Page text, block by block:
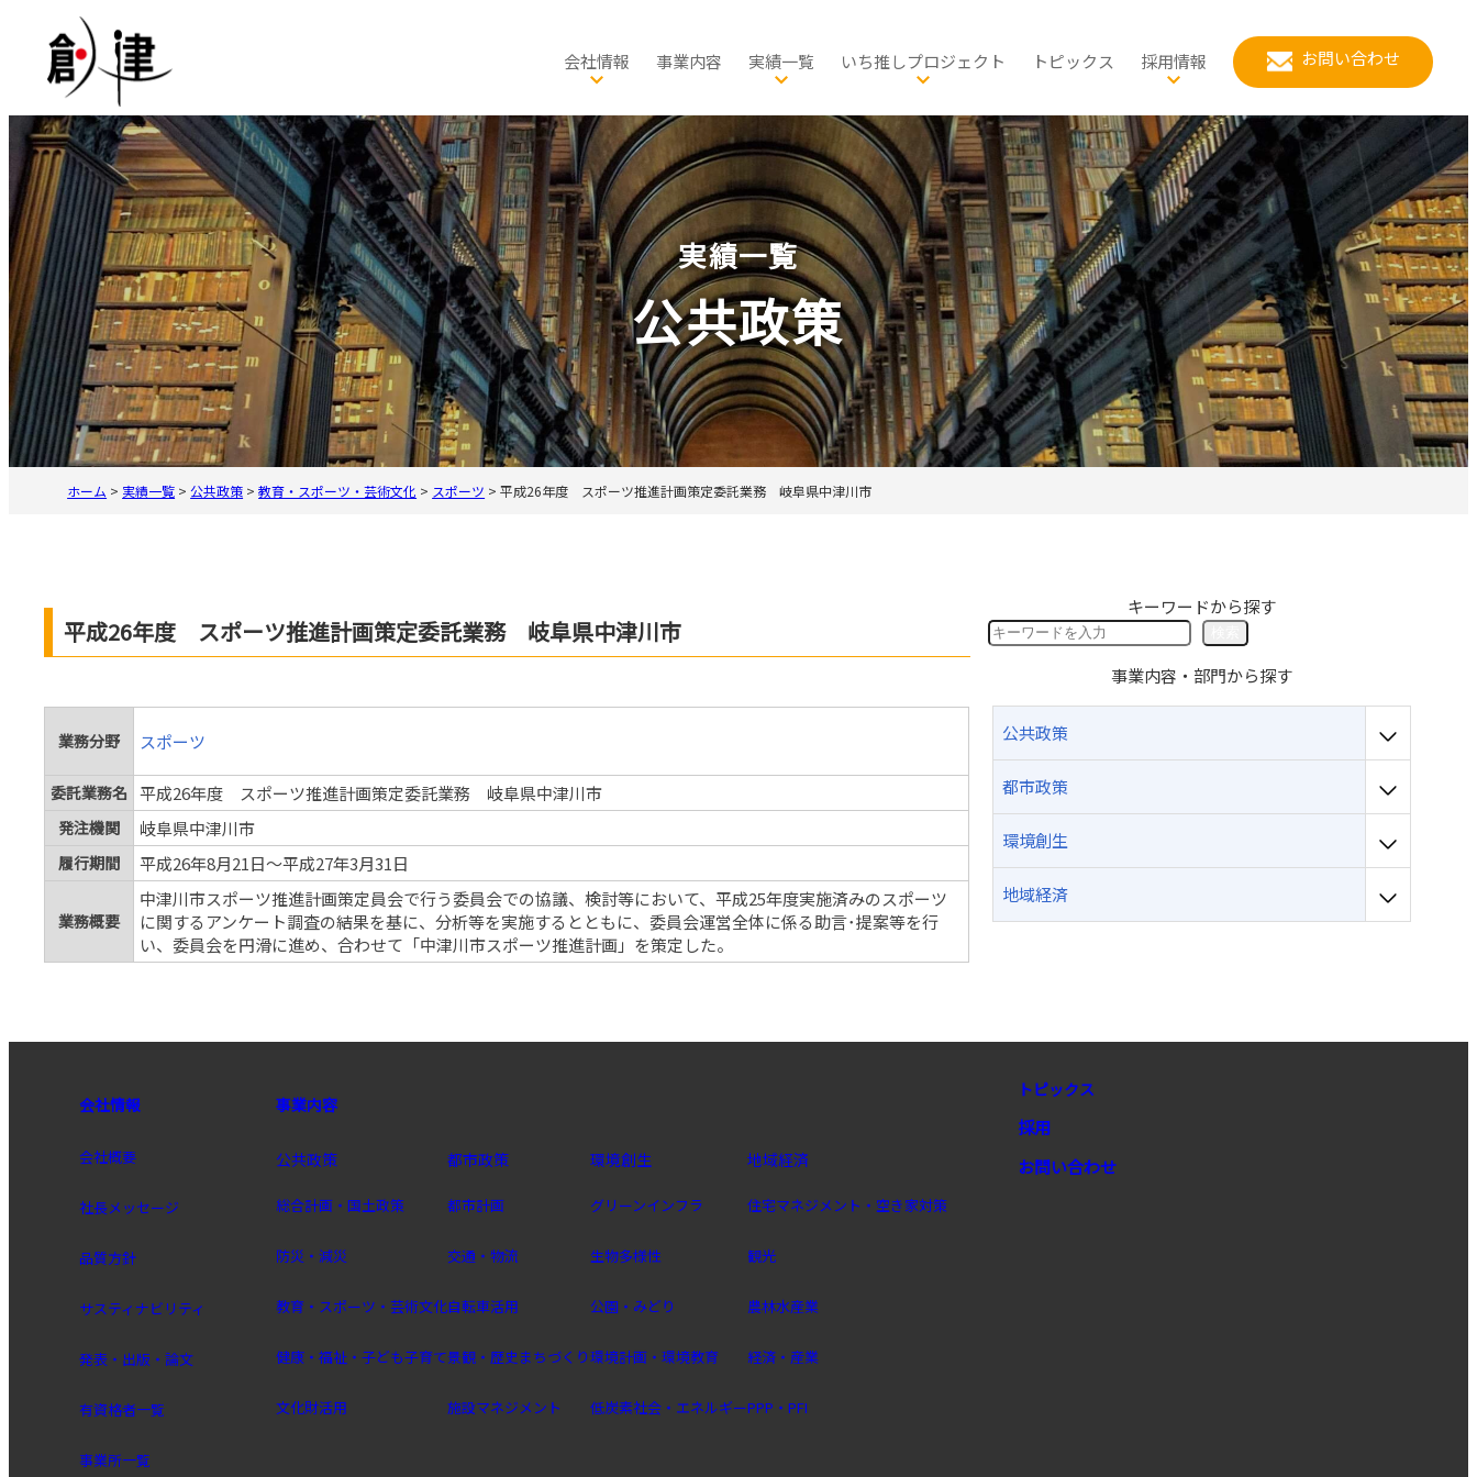
プ
会社情報
社長メッセージ
品質方針
サスティナビリティ
発表・出版・論文
有資格者一覧
事業所一覧
事業内容 実績一覧
防災・減災
教育・スポーツ・芸術文化
健康・福祉・子ども子育て
文化財活用
都市政策
都市計画
交通・物流
自転車活用
景観・歴史まちづくり
施設マネジメント
環境創生
グリーンインフラ
生物多様性
公園・みどり
環境計画・環境教育
脱炭素社会・エネルギー
地域経済
住宅マネジメント・空き家対策
観光
農林水産業
経済・産業
PPP・PFI
いち推しプロジェクト
健康増進計画
マイ・タイムライン
都市政策
立地適正化計画
自転車活用推進計画・自転車総
合計画
歴史的風致維持向上計画（歴ま
ち計画）
まちなかウォーカブル
環境創生
グリーンインフラ推進計画
都市公園の再配置計画
インクルーシブな公園づくり
地域経済
公共用地の民間活力導入検討
トピックス 採用情報
ワークライフバランス
社員の1日の流れ
社員の紹介
入社FAQ／よくある質問
募集案内
応募方法
選考方法
新卒（第二新卒）採用・キャリ
ア採用
インターンについて
お問い合わせ
公共政策
実績一覧
ホーム > 実績一覧 >公共政策 >教育・スポーツ・芸術文化 > スポーツ >平成26年度 スポーツ推進計画策定委託業務 岐阜県中津川市
平成26年度 スポーツ推進計画策定委託業務 岐阜県中津川市
業務分野 スポーツ
委託業務名 平成26年度 スポーツ推進計画策定委託業務 岐阜県中津川市
発注機関 岐阜県中津川市
履行期間 平成26年8月21日～平成27年3月31日
業務概要
中津川市スポーツ推進計画策定員会で行う委員会での協議、検討等において、平成25年度実施済みのスポーツ
に関するアンケート調査の結果を基に、分析等を実施するとともに、委員会運営全体に係る助言･提案等を行
い、委員会を円滑に進め、合わせて「中津川市スポーツ推進計画」を策定した。
キーワードから探す
索
事業内容・部門から探す
公共政策
都市政策
環境創生
地域経済
会社情報
会社概要
社長メッセージ
品質方針
サスティナビリティ
発表・出版・論文
有資格者一覧
事業所一覧
事業内容
公共政策
総合計画・国土政策
防災・減災
教育・スポーツ・芸術文化
健康・福祉・子ども子育て
文化財活用
都市政策
都市計画
交通・物流
自転車活用
景観・歴史まちづくり
施設マネジメント
環境創生
グリーンインフラ
生物多様性
公園・みどり
環境計画・環境教育
低炭素社会・エネルギー
地域経済
住宅マネジメント・空き家対策
観光
農林水産業
経済・産業
PPP・PFI
トピックス
採用
お問い合わせ